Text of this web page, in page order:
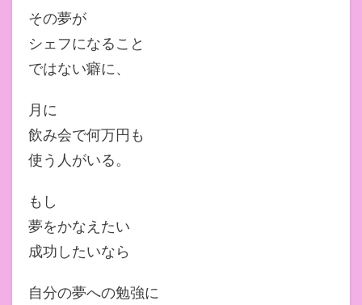
その夢が
シェフになること
ではない癖に、
月に
飲み会で何万円も
使う人がいる。
もし
夢をかなえたい
成功したいなら
自分の夢への勉強に